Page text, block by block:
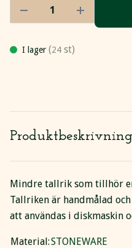
I lager (24 st)
Produktbeskrivning
Mindre tallrik som tillhör
Tallriken är handmålad
att användas i diskmaskin
Material:STONEWARE